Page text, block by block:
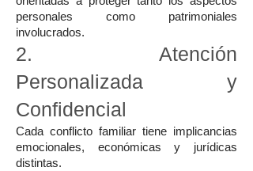
personales como patrimoniales
involucrados.
2. Atención
Personalizada y
Confidencial
Cada conflicto familiar tiene implicancias
emocionales, económicas y jurídicas
distintas.